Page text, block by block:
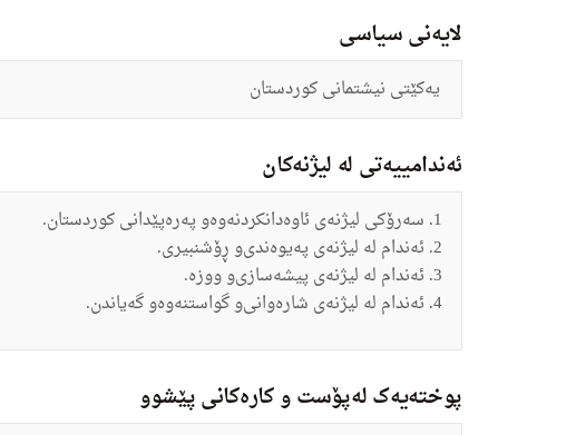
لایەنی سیاسی
یه‌كێتى نیشتمانى كوردستان‌
ئەندامییەتی لە لیژنەکان
سه‌رۆكى لیژنه‌ى ئاوه‌دانكردنه‌وه‌‌و په‌ره‌پێدانى كوردستان.
ئه‌ندام له‌ لیژنه‌ى په‌یوه‌ندى‌و ڕۆشنبیرى.
ئه‌ندام له‌ لیژنه‌ى پیشه‌سازى‌و ووزە.
ئه‌ندام له‌ لیژنه‌ى شاره‌وانى‌و گواستنه‌وه‌‌و گه‌یاندن.
پوختەیەک لەپۆست و کارەکانی پێشوو